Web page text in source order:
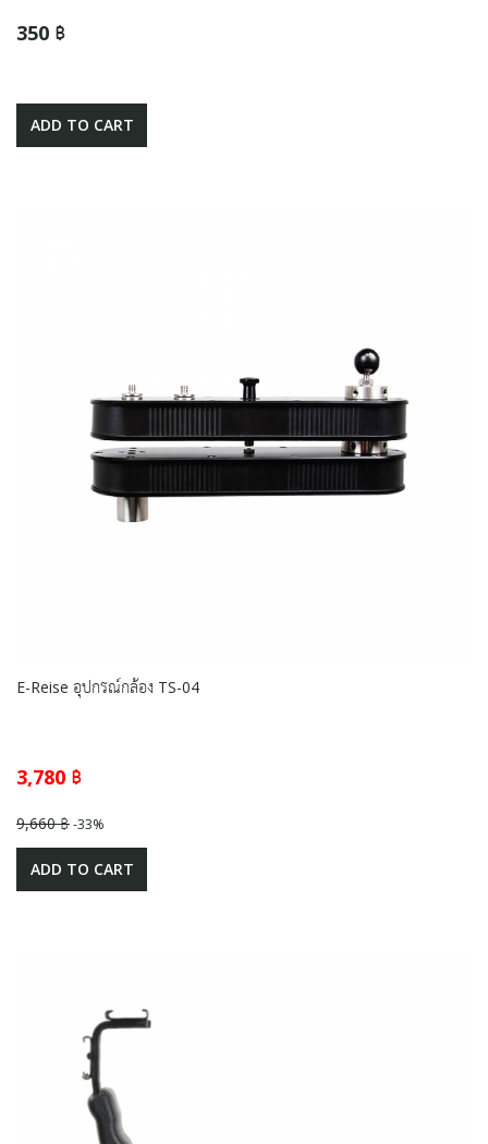
350 ฿
ADD TO CART
E-Reise อุปกรณ์กล้อง TS-04
3,780 ฿
9,660 ฿-33%
ADD TO CART